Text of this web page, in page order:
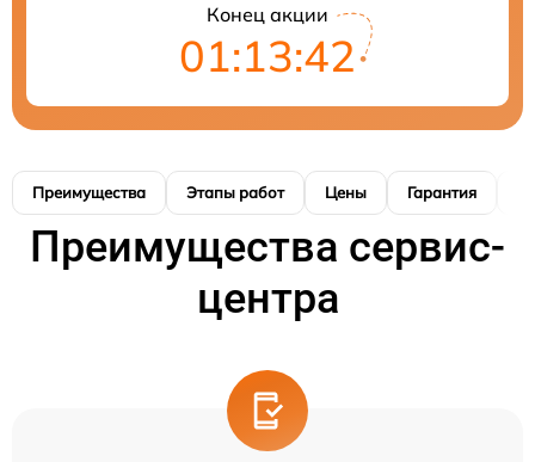
Конец акции
01:13:41
Преимущества Этапы работ Цены Гарантия
Преимущества сервис-
центра